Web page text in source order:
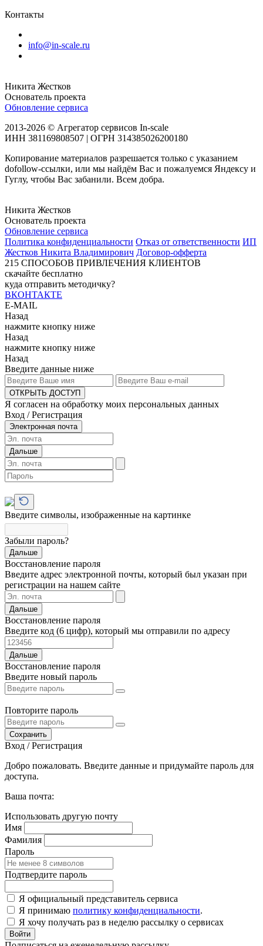
Контакты
info@in-scale.ru
Никита Жестков
Основатель проекта
Обновление сервиса
2013-2026 © Агрегатор сервисов In-scale
ИНН 381169808507 | ОГРН 314385026200180
Копирование материалов разрешается только с указанием
dofollow-ссылки, или мы найдём Вас и пожалуемся Яндексу и
Гуглу, чтобы Вас забанили. Всем добра.
Никита Жестков
Основатель проекта
Обновление сервиса
Политика конфиденциальности Отказ от ответственности ИП
Жестков Никита Владимирович Договор-офферта
215 СПОСОБОВ ПРИВЛЕЧЕНИЯ КЛИЕНТОВ
скачайте бесплатно
куда отправить методичку?
ВКОНТАКТЕ
E-MAIL
Назад
нажмите кнопку ниже
Назад
нажмите кнопку ниже
Назад
Введите данные ниже
ОТКРЫТЬ ДОСТУП
Я согласен на обработку моих персональных данных
Вход / Регистрация
Электронная почта
Дальше
Введите символы, изображенные на картинке
Забыли пароль?
Дальше
Восстановление пароля
Введите адрес электронной почты, который был указан при
регистрации на нашем сайте
Дальше
Восстановление пароля
Введите код (6 цифр), который мы отправили по адресу
Дальше
Восстановление пароля
Введите новый пароль
Повторите пароль
Сохранить
Вход / Регистрация
Добро пожаловать. Введите данные и придумайте пароль для
доступа.
Ваша почта:
Использовать другую почту
Имя
Фамилия
Пароль
Подтвердите пароль
Я официальный представитель сервиса
Я принимаю политику конфиденциальности.
Я хочу получать раз в неделю рассылку о сервисах
Войти